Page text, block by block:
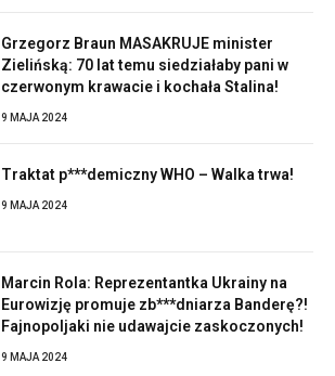
Grzegorz Braun MASAKRUJE minister
Zielińską: 70 lat temu siedziałaby pani w
czerwonym krawacie i kochała Stalina!
9 MAJA 2024
Traktat p***demiczny WHO – Walka trwa!
9 MAJA 2024
Marcin Rola: Reprezentantka Ukrainy na
Eurowizję promuje zb***dniarza Banderę?!
Fajnopoljaki nie udawajcie zaskoczonych!
9 MAJA 2024